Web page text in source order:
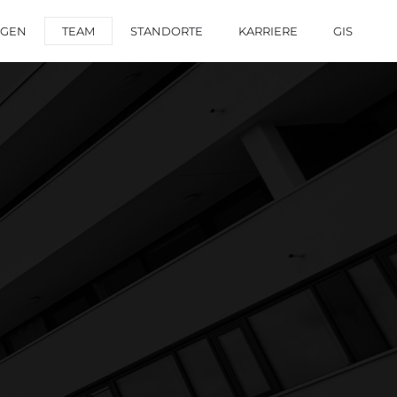
TEAM STANDORTE KARRIERE GIS